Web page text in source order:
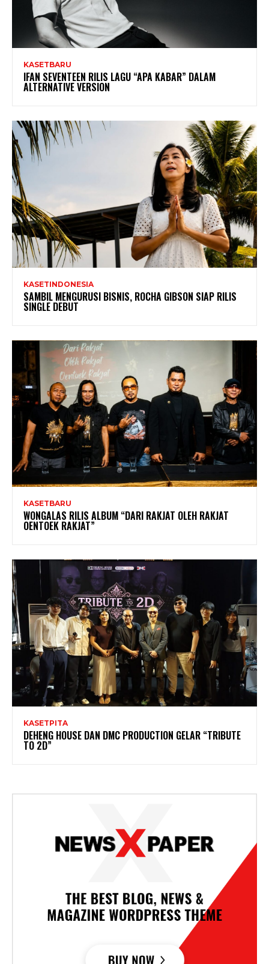
KASETBARU
IFAN SEVENTEEN RILIS LAGU “APA KABAR” DALAM
ALTERNATIVE VERSION
KASETINDONESIA
SAMBIL MENGURUSI BISNIS, ROCHA GIBSON SIAP RILIS
SINGLE DEBUT
KASETBARU
WONGALAS RILIS ALBUM “DARI RAKJAT OLEH RAKJAT
OENTOEK RAKJAT”
KASETPITA
DEHENG HOUSE DAN DMC PRODUCTION GELAR “TRIBUTE
TO 2D”